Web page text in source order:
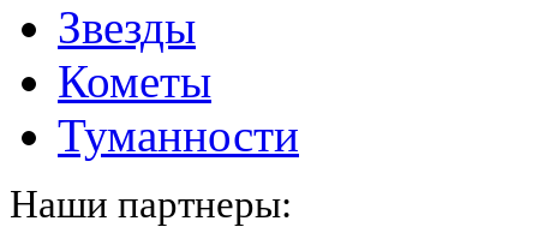
Звезды
Кометы
Туманности
Наши партнеры: